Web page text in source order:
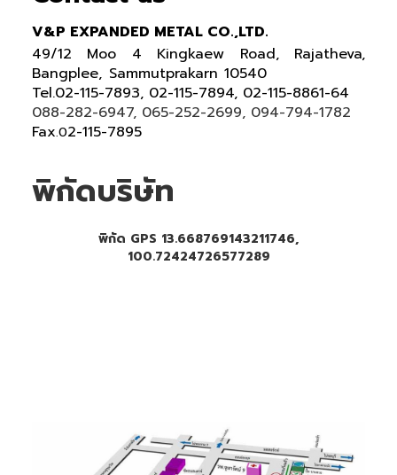
V&P EXPANDED METAL CO.,LTD.
49/12 Moo 4 Kingkaew Road, Rajatheva,
Bangplee, Sammutprakarn 10540
Tel.02-115-7893, 02-115-7894, 02-115-8861-64
088-282-6947, 065-252-2699, 094-794-1782
Fax.02-115-7895
พิกัดบริษัท
พิกัด GPS 13.668769143211746,
100.72424726577289